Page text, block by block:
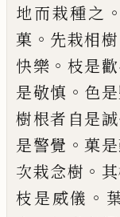
地而栽種之 。
菓 。 先栽相樹
快樂 。 枝是
是敬慎 。 色
樹根者自是
是警覺 。 菓
次栽念樹 。
枝是威儀 。